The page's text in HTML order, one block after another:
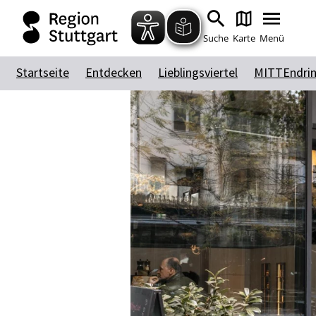
Suche Karte Menü
Startseite Entdecken Lieblingsviertel MITTEndrin